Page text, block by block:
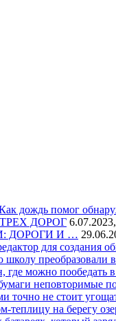
дождь помог
ДОРОГ
ДОРОГИ И …
для создания
преобразовали
где можно пообедать
неповторимые
точно не стоит
на берегу